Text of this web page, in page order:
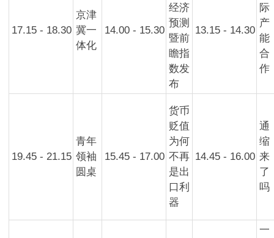
17.15 - 18.30
京津
冀一
体化
14.00 - 15.30
经济
预测
暨前
瞻指
数发
布
13.15 - 14.30
际
产
能
合
作
19.45 - 21.15
青年
领袖
圆桌
15.45 - 17.00
货币
贬值
为何
不再
是出
口利
器
14.45 - 16.00
通
缩
来
了
吗
一